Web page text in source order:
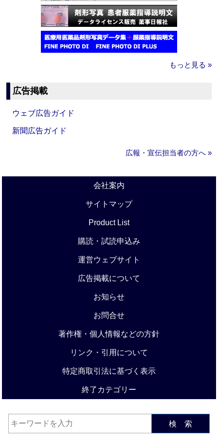
もっと見る »
広告掲載
ウェブ広告ガイド
新聞広告ガイド
広報・宣伝担当者の方へ »
会社案内
サイトマップ
Product List
購読・試読申込み
運営ウェブサイト
広告掲載について
お知らせ
お問合せ
著作権・個人情報などの方針
リンク・引用について
特定商取引法に基づく表示
終了カテゴリー
検 索